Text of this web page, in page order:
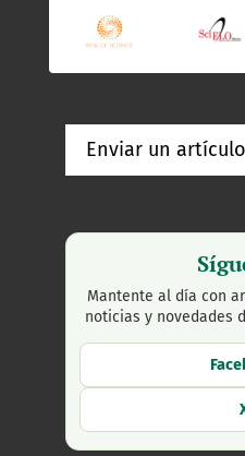
Enviar un artículo
Mantente al día con
noticias y novedades